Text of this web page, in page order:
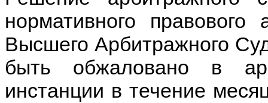
нормативного
Высшего Арбитражного
быть обжаловано в
инстанции в течение